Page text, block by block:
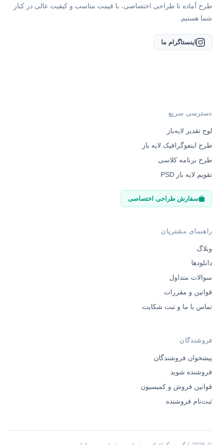
طرح آماده تا طراحی اختصاصی، با قیمت مناسب و کیفیت عالی در کنار
شما هستیم.
اینستاگرام ما
دسترسی سریع
لوح تقدیر لایه‌باز
طرح اینفوگرافیک لایه باز
طرح برنامه کلاسی
تقویم لایه باز PSD
سفارش طراحی اختصاصی
راهنمای مشتریان
وبلاگ
دانلودها
سوالات متداول
قوانین و مقررات
تماس با ما و ثبت شکایت
فروشندگان
پیشخوان فروشندگان
فروشنده شوید
قوانین فروش و کمیسیون
ثبت‌نام فروشنده